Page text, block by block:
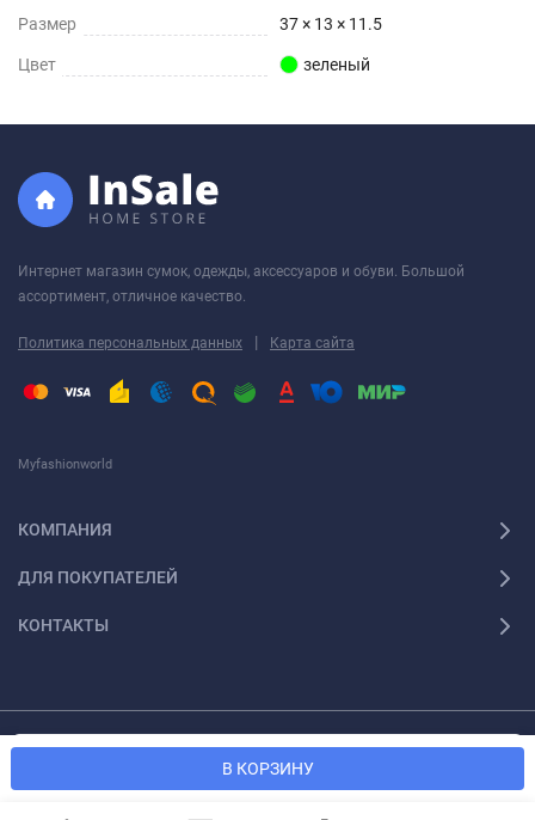
В КОРЗИНУ
Размер 37 × 13 × 11.5
Цвет зеленый
Интернет магазин сумок, одежды, аксессуаров и обуви. Большой
ассортимент, отличное качество.
Политика персональных данных | Карта сайта
Myfashionworld
КОМПАНИЯ
ДЛЯ ПОКУПАТЕЛЕЙ
КОНТАКТЫ